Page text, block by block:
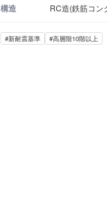
構造 RC造(鉄筋コン
#新耐震基準 #高層階10階以上